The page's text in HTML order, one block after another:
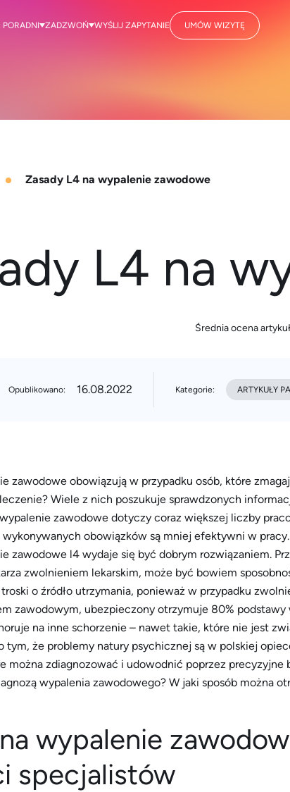
Zasady L4 na wypalenie zawodowe
L4 na
Średnia ocena
Opublikowano: 16.08.2022 Kategorie: ARTYKUŁY
zawodowe obowiązują w przypadku osób, które
Wiele z nich poszukuje sprawdzonych
zawodowe dotyczy coraz większej liczby
obowiązków są mniej efektywni w
zawodowe l4 wydaje się być dobrym rozwiązaniem.
zwolnieniem lekarskim, może być bowiem
o źródło utrzymania, ponieważ w przypadku
zawodowym, ubezpieczony otrzymuje 80% podstawy
na inne schorzenie – nawet takie, które nie jest
tym, że problemy natury psychicznej są w polskiej
można zdiagnozować i udowodnić poprzez precyzyjne
wypalenia zawodowego? W jaki sposób można
wypalenie
specjalistów
ZADZWOŃ WYŚLIJ ZAPYTANIE UMÓW WIZYTĘ